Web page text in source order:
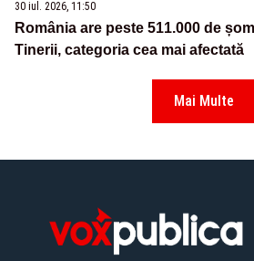
30 iul. 2026, 11:50
România are peste 511.000 de
Tinerii, categoria cea mai afectată
Mai Multe